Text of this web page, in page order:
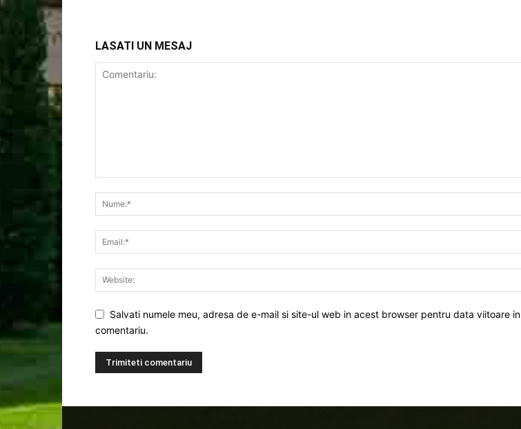
LASATI UN MESAJ
Salvati numele meu, adresa de e-mail si site-ul web in acest browser pentru data viitoare in
comentariu.